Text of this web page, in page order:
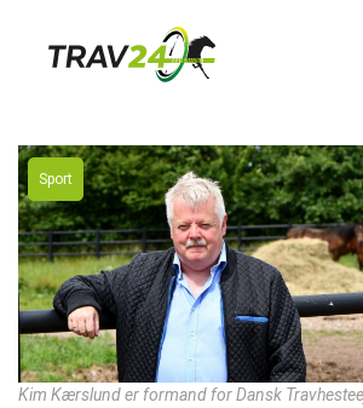
Sport
Kim Kærslund er formand for Dansk